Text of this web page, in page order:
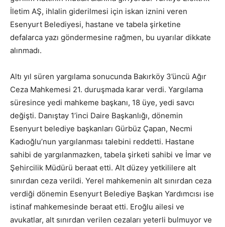
İletim AŞ, ihlalin giderilmesi için iskan iznini veren
Esenyurt Belediyesi, hastane ve tabela şirketine
defalarca yazı göndermesine rağmen, bu uyarılar dikkate
alınmadı.
Altı yıl süren yargılama sonucunda Bakırköy 3’üncü Ağır
Ceza Mahkemesi 21. duruşmada karar verdi. Yargılama
süresince yedi mahkeme başkanı, 18 üye, yedi savcı
değişti. Danıştay 1’inci Daire Başkanlığı, dönemin
Esenyurt belediye başkanları Gürbüz Çapan, Necmi
Kadıoğlu’nun yargılanması talebini reddetti. Hastane
sahibi de yargılanmazken, tabela şirketi sahibi ve İmar ve
Şehircilik Müdürü beraat etti. Alt düzey yetkililere alt
sınırdan ceza verildi. Yerel mahkemenin alt sınırdan ceza
verdiği dönemin Esenyurt Belediye Başkan Yardımcısı ise
istinaf mahkemesinde beraat etti. Eroğlu ailesi ve
avukatlar, alt sınırdan verilen cezaları yeterli bulmuyor ve